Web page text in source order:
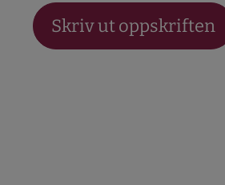
Skriv ut oppskriften